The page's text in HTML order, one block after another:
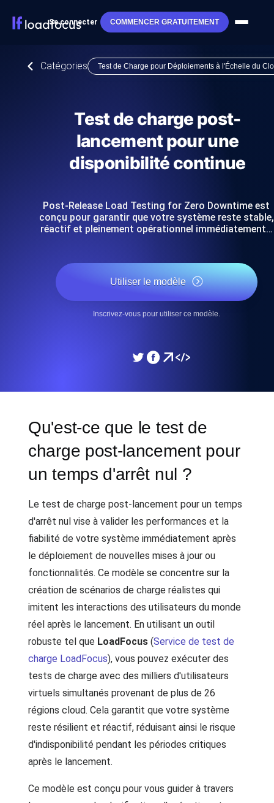
Se connecter COMMENCER GRATUITEMENT
Catégories Test de Charge pour Déploiements à l'Échelle du
Test de charge post-
lancement pour une
disponibilité continue
Post-Release Load Testing for Zero Downtime est
conçu pour garantir que votre système reste stable,
réactif et pleinement opérationnel immédiatement…
Utiliser le modèle
Inscrivez-vous pour utiliser ce modèle.
Qu'est-ce que le test de
charge post-lancement pour
un temps d'arrêt nul ?
Le test de charge post-lancement pour un temps
d'arrêt nul vise à valider les performances et la
fiabilité de votre système immédiatement après
le déploiement de nouvelles mises à jour ou
fonctionnalités. Ce modèle se concentre sur la
création de scénarios de charge réalistes qui
imitent les interactions des utilisateurs du monde
réel après le lancement. En utilisant un outil
robuste tel que LoadFocus (Service de test de
charge LoadFocus), vous pouvez exécuter des
tests de charge avec des milliers d'utilisateurs
virtuels simultanés provenant de plus de 26
régions cloud. Cela garantit que votre système
reste résilient et réactif, réduisant ainsi le risque
d'indisponibilité pendant les périodes critiques
après le lancement.
Ce modèle est conçu pour vous guider à travers